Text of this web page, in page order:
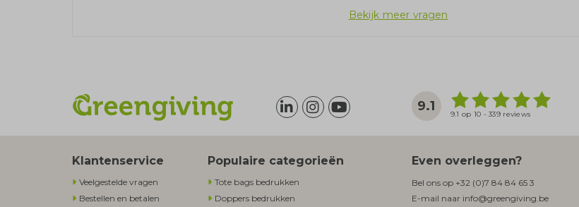
Bekijk meer vragen
9.1
9.1 op 10 - 339 reviews
Klantenservice
Veelgestelde vragen
Bestellen en betalen
Populaire categorieën
Tote bags bedrukken
Doppers bedrukken
Even overleggen?
Bel ons op +32 (0)7 84 84 65 3
E-mail naar info@greengiving.be